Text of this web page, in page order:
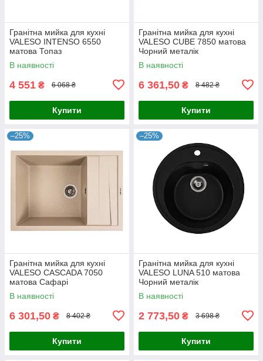
Гранітна мийка для кухні
VALESO INTENSO 6550
матова Топаз
В наявності
4 551 ₴ 6 068 ₴
Купити
Гранітна мийка для кухні
VALESO CUBE 7850 матова
Чорний металік
В наявності
6 361,50 ₴ 8 482 ₴
Купити
–25%
Гранітна мийка для кухні
VALESO CASCADA 7050
матова Сафарі
В наявності
6 301,50 ₴ 8 402 ₴
Купити
–25%
Гранітна мийка для кухні
VALESO LUNA 510 матова
Чорний металік
В наявності
2 773,50 ₴ 3 698 ₴
Купити